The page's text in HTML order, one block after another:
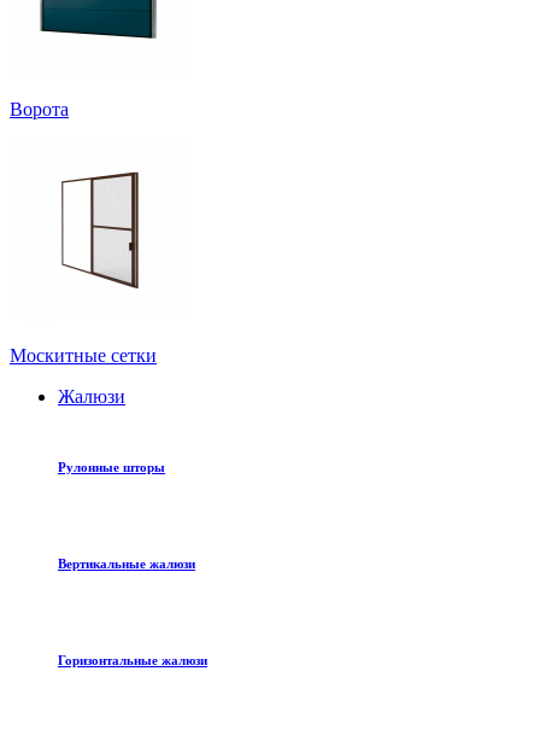
Ворота
Москитные сетки
Жалюзи
Рулонные шторы
Вертикальные жалюзи
Горизонтальные жалюзи